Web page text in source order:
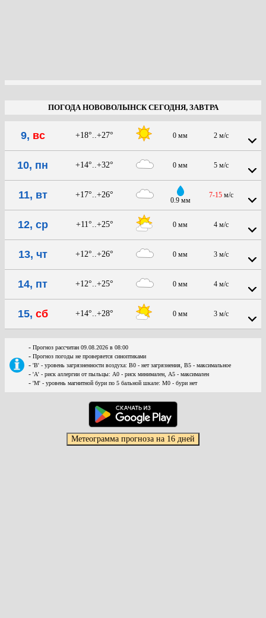
ПОГОДА НОВОВОЛЫНСК СЕГОДНЯ, ЗАВТРА
9, вс +18°..+27° 0 мм 2 м/с
10, пн +14°..+32° 0 мм 5 м/с
11, вт +17°..+26°
0.9 мм
7-15 м/с
12, ср +11°..+25° 0 мм 4 м/с
13, чт +12°..+26° 0 мм 3 м/с
14, пт +12°..+25° 0 мм 4 м/с
15, сб +14°..+28° 0 мм 3 м/с
- Прогноз рассчитан 09.08.2026 в 08:00
- Прогноз погоды не проверяется синоптиками
- 'В' - уровень загрязненности воздуха: В0 - нет загрязнения, В5 - максимальное
- 'А' - риск аллергии от пыльцы: А0 - риск минимален, А5 - максимален
- 'М' - уровень магнитной бури по 5 бальной шкале: М0 - бури нет